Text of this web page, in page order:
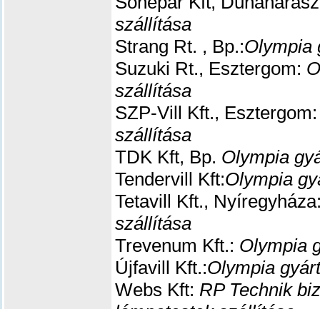
szállítása
Strang Rt. , Bp.:Olympia
Suzuki Rt., Esztergom:
szállítása
SZP-Vill Kft.,
szállítása
TDK Kft, Bp. Olympia
Tendervill Kft:Olympia
Tetavill Kft.,
szállítása
Trevenum Kft.: Olympia
Újfavill Kft.:Olympia
Webs Kft: RP Technik